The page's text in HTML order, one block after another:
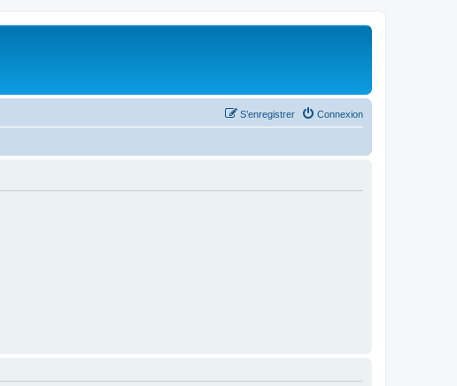
Connexion
S’enregistrer